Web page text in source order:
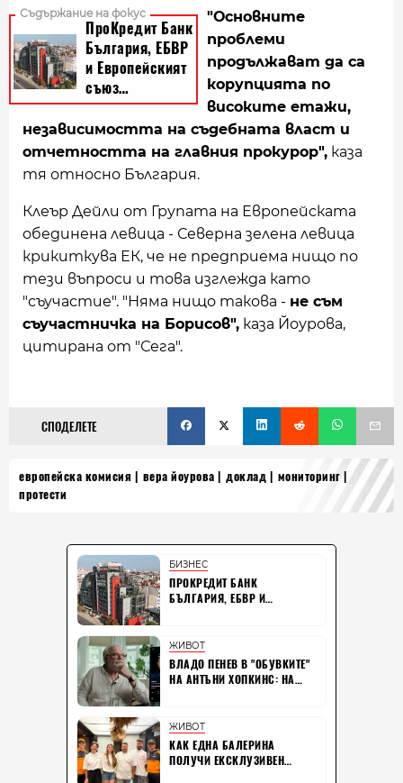
"Основните
проблеми
продължават да са
корупцията по
високите етажи,
независимостта на съдебната власт и
отчетността на главния прокурор", каза
тя относно България.
Клеър Дейли от Групата на Европейската
обединена левица - Северна зелена левица
крикиткува ЕК, че не предприема нищо по
тези въпроси и това изглежда като
"съучастие". "Няма нищо такова - не съм
съучастничка на Борисов", каза Йоурова,
цитирана от "Сега".
СПОДЕЛЕТЕ
европейска комисия вера йоурова доклад
мониторинг
протести